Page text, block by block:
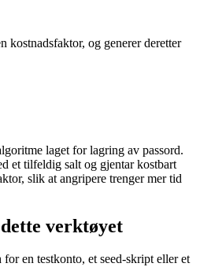
kostnadsfaktor, og generer deretter
laget for lagring av passord.
et tilfeldig salt og gjentar kostbart
slik at angripere trenger mer tid
verktøyet
en testkonto, et seed-skript eller et